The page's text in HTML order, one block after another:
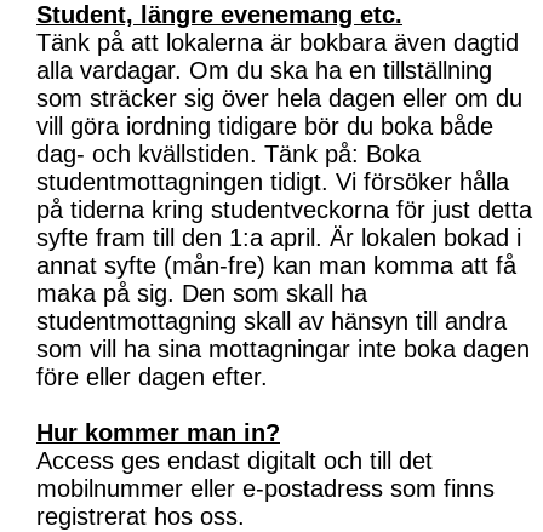
Student, längre evenemang etc.
Tänk på att lokalerna är bokbara även dagtid
alla vardagar. Om du ska ha en tillställning
som sträcker sig över hela dagen eller om du
vill göra iordning tidigare bör du boka både
dag- och kvällstiden. Tänk på: Boka
studentmottagningen tidigt. Vi försöker hålla
på tiderna kring studentveckorna för just detta
syfte fram till den 1:a april. Är lokalen bokad i
annat syfte (mån-fre) kan man komma att få
maka på sig. Den som skall ha
studentmottagning skall av hänsyn till andra
som vill ha sina mottagningar inte boka dagen
före eller dagen efter.
Hur kommer man in?
Access ges endast digitalt och till det
mobilnummer eller e-postadress som finns
registrerat hos oss.